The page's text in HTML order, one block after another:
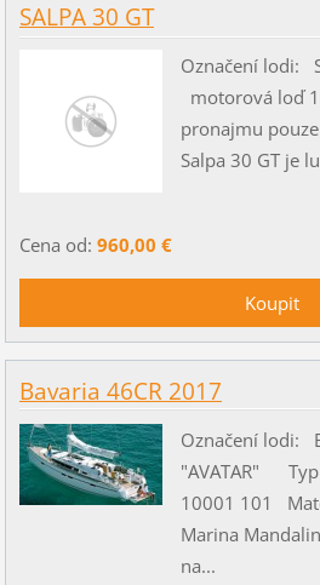
SALPA 30 GT
Označení lodi:
motorová
pronajmu
Salpa 30 GT je
Cena od: 960,00 €
Bavaria 46CR 2017
Označení lodi:
"AVATAR"
10001 101
Marina
na...